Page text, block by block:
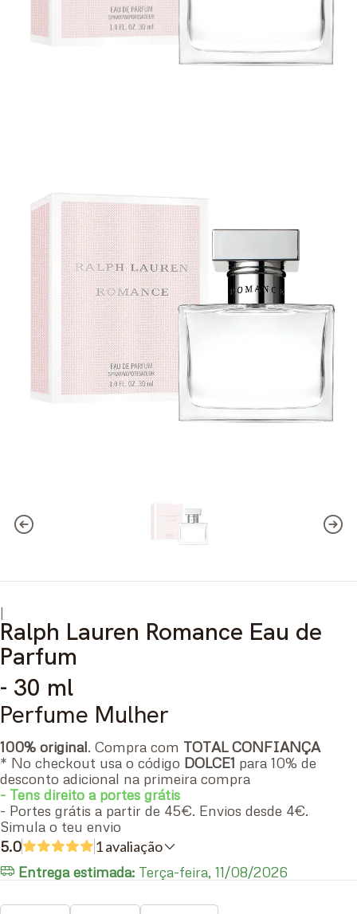
|
Ralph Lauren Romance Eau de
Parfum
- 30 ml
Perfume Mulher
100% original. Compra com TOTAL CONFIANÇA
* No checkout usa o código DOLCE1 para 10% de
desconto adicional na primeira compra
- Tens direito a portes grátis
- Portes grátis a partir de 45€. Envios desde 4€.
Simula o teu envio
5.0
1 avaliação
Entrega estimada: Terça-feira, 11/08/2026